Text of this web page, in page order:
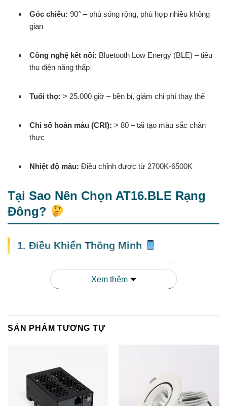
Góc chiếu: 90° – phủ sóng rộng, phù hợp nhiều không
gian
Công nghệ kết nối: Bluetooth Low Energy (BLE) – tiêu
thụ điện năng thấp
Tuổi thọ: > 25.000 giờ – bền bỉ, giảm chi phí thay thế
Chỉ số hoàn màu (CRI): > 80 – tái tạo màu sắc chân
thực
Nhiệt độ màu: Điều chỉnh được từ 2700K-6500K
Tại Sao Nên Chọn AT16.BLE Rạng
Đông?
1. Điều Khiển Thông Minh
Rạng Đông Smart Lighting(có sẵn trên cả iOS
và Android), người dùng có thể dễ dàng điều chỉnh độ sáng,
nhiệt độ màu, cài đặt lịch trình và tạo các chế độ sáng khác
So với đèn LED thông thường,
tiết kiệm đến 30%
điện năng nhờ khả năng điều chỉnh độ sáng và lập lịch thông
minh. Bảng so sánh dưới đây sẽ giúp bạn thấy rõ hơn:
Xem thêm
SẢN PHẨM TƯƠNG TỰ